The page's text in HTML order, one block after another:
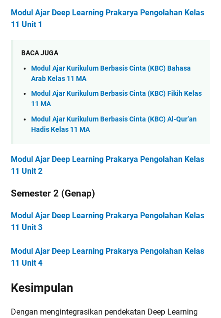
Modul Ajar Deep Learning Prakarya Pengolahan Kelas
11 Unit 1
BACA JUGA
Modul Ajar Kurikulum Berbasis Cinta (KBC) Bahasa
Arab Kelas 11 MA
Modul Ajar Kurikulum Berbasis Cinta (KBC) Fikih Kelas
11 MA
Modul Ajar Kurikulum Berbasis Cinta (KBC) Al-Qur’an
Hadis Kelas 11 MA
Modul Ajar Deep Learning Prakarya Pengolahan Kelas
11 Unit 2
Semester 2 (Genap)
Modul Ajar Deep Learning Prakarya Pengolahan Kelas
11 Unit 3
Modul Ajar Deep Learning Prakarya Pengolahan Kelas
11 Unit 4
Kesimpulan
Dengan mengintegrasikan pendekatan Deep Learning